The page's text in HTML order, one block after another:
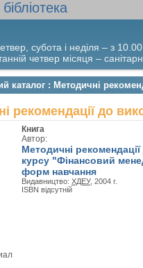
бібліотека
субота і неділя – з
четвер місяця –
каталог : Методичні
рекомендації до
Книга
Автор:
Методичні
курсу "Фінансовий
форм навчання
Видавництво: ХДЕУ, 2004 г.
ISBN відсутній